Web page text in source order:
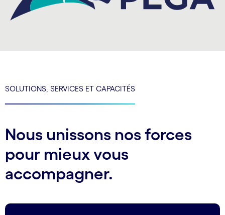
SOLUTIONS, SERVICES ET CAPACITÉS
Nous unissons nos forces
pour mieux vous
accompagner.